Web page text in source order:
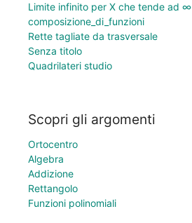
Limite infinito per X che tende ad ∞
composizione_di_funzioni
Rette tagliate da trasversale
Senza titolo
Quadrilateri studio
Scopri gli argomenti
Ortocentro
Algebra
Addizione
Rettangolo
Funzioni polinomiali